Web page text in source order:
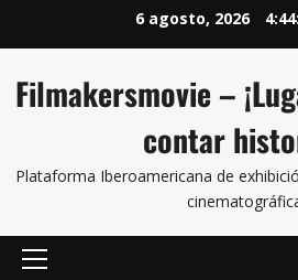
6 agosto, 2026
Filmakersmovie –
contar
Plataforma Iberoamericana de